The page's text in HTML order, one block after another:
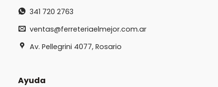
341 720 2763
ventas@ferreteriaelmejor.com.ar
Av. Pellegrini 4077, Rosario
Ayuda